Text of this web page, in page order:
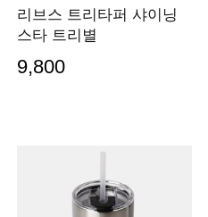
리브스 트리타퍼 샤이닝
스타 트리별
9,800